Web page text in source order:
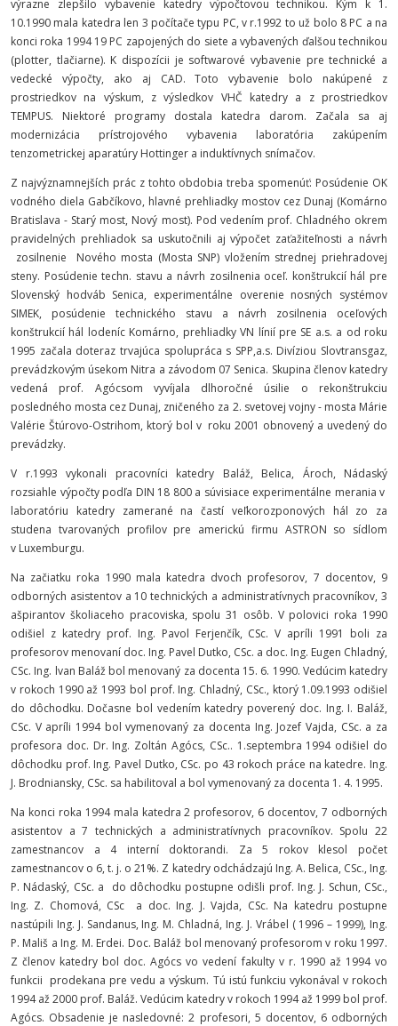
výrazne zlepšilo vybavenie katedry výpočtovou technikou. Kým k 1.
10.1990 mala katedra len 3 počítače typu PC, v r.1992 to už bolo 8 PC a na
konci roka 1994 19 PC zapojených do siete a vybavených ďalšou technikou
(plotter, tlačiarne). K dispozícii je softwarové vybavenie pre technické a
vedecké výpočty, ako aj CAD. Toto vybavenie bolo nakúpené z
prostriedkov na výskum, z výsledkov VHČ katedry a z prostriedkov
TEMPUS. Niektoré programy dostala katedra darom. Začala sa aj
modernizácia prístrojového vybavenia laboratória zakúpením
tenzometrickej aparatúry Hottinger a induktívnych snímačov.
Z najvýznamnejších prác z tohto obdobia treba spomenúť: Posúdenie OK
vodného diela Gabčíkovo, hlavné prehliadky mostov cez Dunaj (Komárno
Bratislava - Starý most, Nový most). Pod vedením prof. Chladného okrem
pravidelných prehliadok sa uskutočnili aj výpočet zaťažiteľnosti a návrh
zosilnenie Nového mosta (Mosta SNP) vložením strednej priehradovej
steny. Posúdenie techn. stavu a návrh zosilnenia oceľ. konštrukcií hál pre
Slovenský hodváb Senica, experimentálne overenie nosných systémov
SIMEK, posúdenie technického stavu a návrh zosilnenia oceľových
konštrukcií hál lodeníc Komárno, prehliadky VN línií pre SE a.s. a od roku
1995 začala doteraz trvajúca spolupráca s SPP,a.s. Divíziou Slovtransgaz,
prevádzkovým úsekom Nitra a závodom 07 Senica. Skupina členov katedry
vedená prof. Agócsom vyvíjala dlhoročné úsilie o rekonštrukciu
posledného mosta cez Dunaj, zničeného za 2. svetovej vojny - mosta Márie
Valérie Štúrovo-Ostrihom, ktorý bol v roku 2001 obnovený a uvedený do
prevádzky.
V r.1993 vykonali pracovníci katedry Baláž, Belica, Ároch, Nádaský
rozsiahle výpočty podľa DIN 18 800 a súvisiace experimentálne merania v
laboratóriu katedry zamerané na častí veľkorozponových hál zo za
studena tvarovaných profilov pre americkú firmu ASTRON so sídlom
v Luxemburgu.
Na začiatku roka 1990 mala katedra dvoch profesorov, 7 docentov, 9
odborných asistentov a 10 technických a administratívnych pracovníkov, 3
ašpirantov školiaceho pracoviska, spolu 31 osôb. V polovici roka 1990
odišiel z katedry prof. Ing. Pavol Ferjenčík, CSc. V apríli 1991 boli za
profesorov menovaní doc. Ing. Pavel Dutko, CSc. a doc. Ing. Eugen Chladný,
CSc. Ing. lvan Baláž bol menovaný za docenta 15. 6. 1990. Vedúcim katedry
v rokoch 1990 až 1993 bol prof. Ing. Chladný, CSc., ktorý 1.09.1993 odišiel
do dôchodku. Dočasne bol vedením katedry poverený doc. Ing. I. Baláž,
CSc. V apríli 1994 bol vymenovaný za docenta Ing. Jozef Vajda, CSc. a za
profesora doc. Dr. Ing. Zoltán Agócs, CSc.. 1.septembra 1994 odišiel do
dôchodku prof. Ing. Pavel Dutko, CSc. po 43 rokoch práce na katedre. Ing.
J. Brodniansky, CSc. sa habilitoval a bol vymenovaný za docenta 1. 4. 1995.
Na konci roka 1994 mala katedra 2 profesorov, 6 docentov, 7 odborných
asistentov a 7 technických a administratívnych pracovníkov. Spolu 22
zamestnancov a 4 interní doktorandi. Za 5 rokov klesol počet
zamestnancov o 6, t. j. o 21%. Z katedry odchádzajú Ing. A. Belica, CSc., Ing.
P. Nádaský, CSc. a do dôchodku postupne odišli prof. Ing. J. Schun, CSc.,
Ing. Z. Chomová, CSc a doc. Ing. J. Vajda, CSc. Na katedru postupne
nastúpili Ing. J. Sandanus, Ing. M. Chladná, Ing. J. Vrábel ( 1996 – 1999), Ing.
P. Mališ a Ing. M. Erdei. Doc. Baláž bol menovaný profesorom v roku 1997.
Z členov katedry bol doc. Agócs vo vedení fakulty v r. 1990 až 1994 vo
funkcii prodekana pre vedu a výskum. Tú istú funkciu vykonával v rokoch
1994 až 2000 prof. Baláž. Vedúcim katedry v rokoch 1994 až 1999 bol prof.
Agócs. Obsadenie je nasledovné: 2 profesori, 5 docentov, 6 odborných